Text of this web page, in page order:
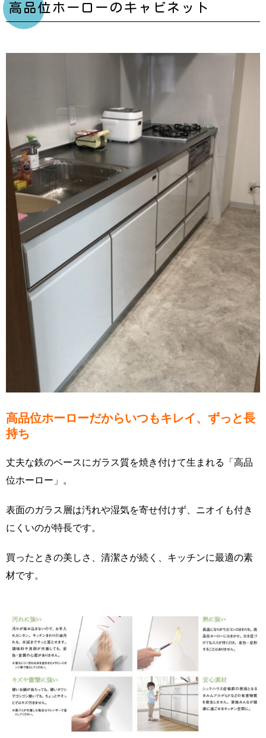
高品位ホーローのキャビネット
高品位ホーローだからいつもキレイ、ずっと長
持ち
丈夫な鉄のベースにガラス質を焼き付けて生まれる「高品
位ホーロー」。
表面のガラス層は汚れや湿気を寄せ付けず、ニオイも付き
にくいのが特長です。
買ったときの美しさ、清潔さが続く、キッチンに最適の素
材です。